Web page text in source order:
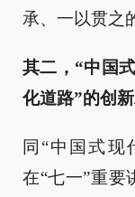
承、一以贯之
其二，“中国
化道路”的创新
同“中国式现
在“七一”重要